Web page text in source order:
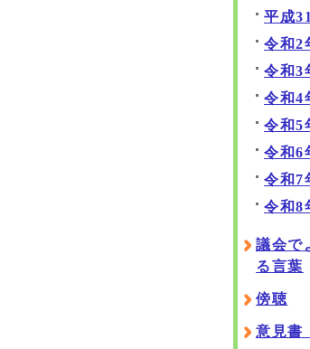
平成
令和2
令和3
令和4
令和5
令和6
令和7
令和8
議会で
る言葉
傍聴
意見書